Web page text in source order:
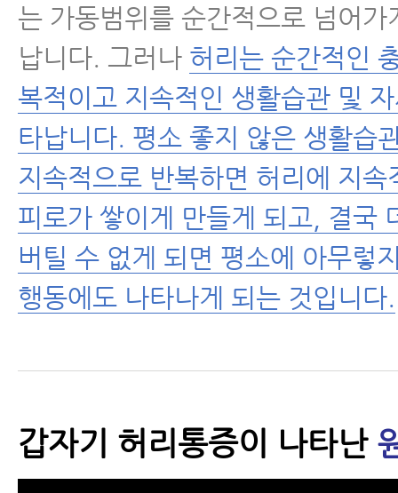
척추전방전위증
척추유합술 후 재발
척추운동법
섬유근육통
수술 후 통증·재활
근육파열
는 가동범위를 순간적으로 넘어가
납니다. 그러나 허리는 순간적인
복적이고 지속적인 생활습관 및
타납니다. 평소 좋지 않은 생활습
지속적으로 반복하면 허리에 지속
피로가 쌓이게 만들게 되고, 결국
버틸 수 없게 되면 평소에 아무렇
행동에도 나타나게 되는 것입니다.
갑자기 허리통증이 나타난